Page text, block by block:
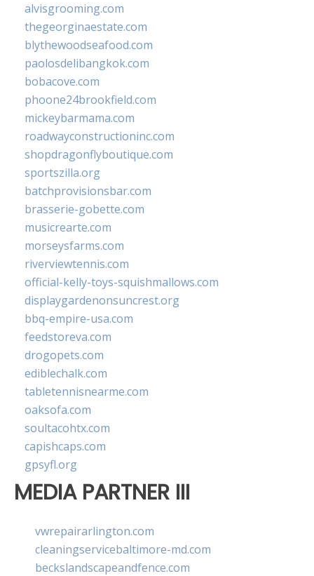
alvisgrooming.com
thegeorginaestate.com
blythewoodseafood.com
paolosdelibangkok.com
bobacove.com
phoone24brookfield.com
mickeybarmama.com
roadwayconstructioninc.com
shopdragonflyboutique.com
sportszilla.org
batchprovisionsbar.com
brasserie-gobette.com
musicrearte.com
morseysfarms.com
riverviewtennis.com
official-kelly-toys-squishmallows.com
displaygardenonsuncrest.org
bbq-empire-usa.com
feedstoreva.com
drogopets.com
ediblechalk.com
tabletennisnearme.com
oaksofa.com
soultacohtx.com
capishcaps.com
gpsyfl.org
MEDIA PARTNER III
vwrepairarlington.com
cleaningservicebaltimore-md.com
beckslandscapeandfence.com